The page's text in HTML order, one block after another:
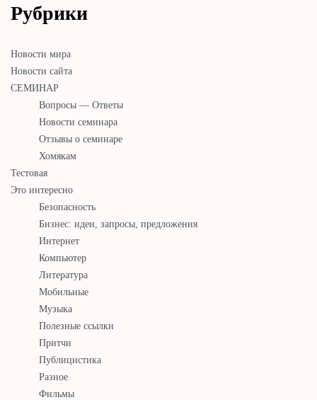
Рубрики
Новости мира
Новости сайта
СЕМИНАР
Вопросы — Ответы
Новости семинара
Отзывы о семинаре
Хомякам
Тестовая
Это интересно
Безопасность
Бизнес: идеи, запросы, предложения
Интернет
Компьютер
Литература
Мобильные
Музыка
Полезные ссылки
Притчи
Публицистика
Разное
Фильмы